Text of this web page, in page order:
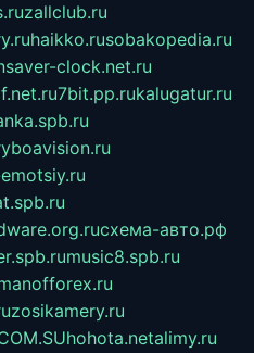
zallclub.ru
haikko.rusobakopedia.ru
clock.net.ru
7bit.pp.rukalugatur.ru
схема-авто.рф
music8.spb.ru
zosikamery.ru
hohota.netalimy.ru